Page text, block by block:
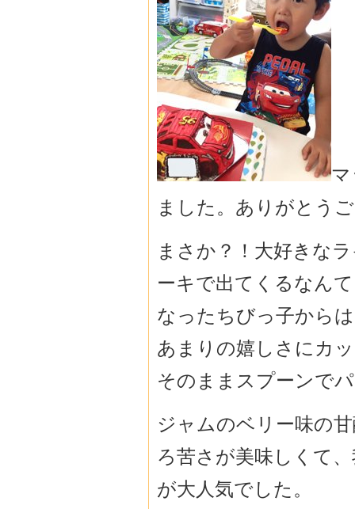
マ
ました。ありがとう
まさか？！大好きな
ーキで出てくるなん
なったちびっ子から
あまりの嬉しさにカ
そのままスプーンで
ジャムのベリー味の
ろ苦さが美味しくて
が大人気でした。